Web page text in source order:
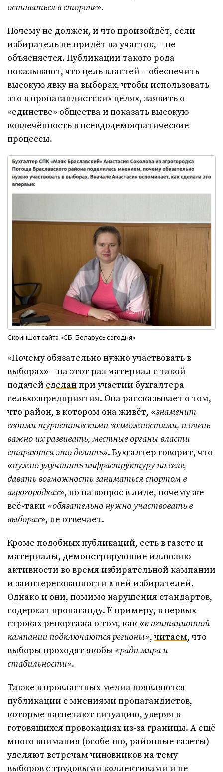
оставаться в стороне».
Почему не должен, и что произойдёт, если
избиратель не придёт на участок, – не
объясняется. Публикации такого рода
показывают, что цель властей – обеспечить
высокую явку на выборах, чтобы использовать
это в пропагандистских целях, заявить о
«единстве» общества и показать высокую
вовлечённость в псевдодемократические
процессы.
Скриншот сайта «СБ. Беларусь сегодня»
«Почему обязательно нужно участвовать в
выборах» – на этот раз материал с такой
подачей сделанпри участии бухгалтера
сельхозпредприятия. Она рассказывает о том,
что район, в котором она живёт, «знаменит
своими туристическими возможностями, и очень
важно их развивать, местные органы власти
стараются это делать». Бухгалтер говорит, что
«нужно улучшать инфраструктуру на селе,
давать возможность заниматься спортом в
агрогородках», но на вопрос в лиде, почему же
всё-таки «обязательно нужно участвовать в
выборах», не отвечает.
Кроме подобных публикаций, есть в газете и
материалы, демонстрирующие иллюзию
активности во время избирательной кампании
и заинтересованности в ней избирателей.
Однако и они, помимо нарушения стандартов,
содержат пропаганду. К примеру, в первых
строках репортажа о том, как «к агитационной
кампании подключаются регионы», читаем, что
выборы проходят якобы «ради мира и
стабильности».
Также в провластных медиа появляются
публикации с мнениями пропагандистов,
которые нагнетают ситуацию, уверяя в
готовящихся провокациях из-за границы. А ещё
много внимания (особенно, районные газеты)
уделяют встречам чиновников на тему
выборов с трудовыми коллективами и не